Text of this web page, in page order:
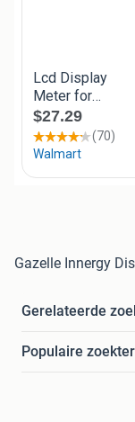
Gazelle Innergy
Gerelateerde
Populaire